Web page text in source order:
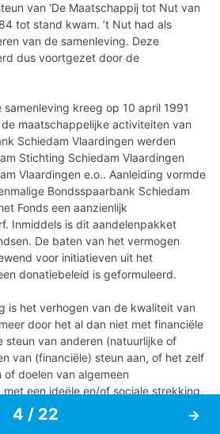
overzicht
van ‘De Maatschappij tot Nut van
tot stand kwam. ’t Nut had als
van de samenleving. Deze
dus voortgezet door de
kreeg op 10 april 1991
maatschappelijke activiteiten van
Schiedam Vlaardingen werden
Stichting Schiedam Vlaardingen
Vlaardingen e.o.. Aanleiding vormde
Bondsspaarbank Schiedam
Fonds een aanzienlijk
Inmiddels is dit aandelenpakket
De baten van het vermogen
voor initiatieven uit het
donatiebeleid is geformuleerd.
is het verhogen van de kwaliteit van
door het al dan niet met financiële
steun van anderen (natuurlijke of
van (financiële) steun aan, of het zelf
doelen van algemeen
een ideële en/of sociale strekking.
belang, zoals hiervoor
begrepen het belang op sociaal
7 / 48
4 / 22